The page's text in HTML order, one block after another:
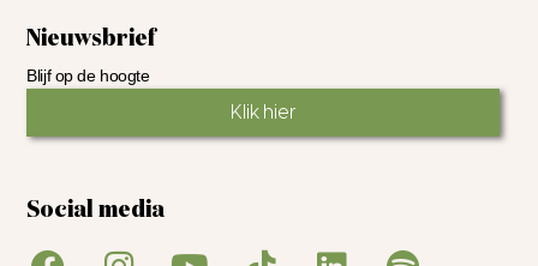
Nieuwsbrief
Blijf op de hoogte
Klik hier
Social media